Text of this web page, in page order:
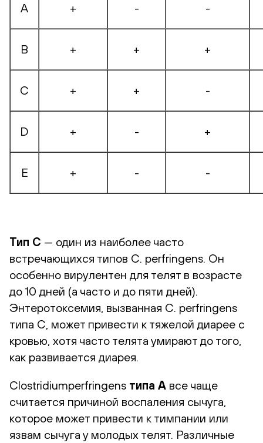
А + - -
В + + +
С + + -
D + - +
E + - -
Тип C — один из наиболее часто
встречающихся типов C. perfringens. Он
особенно вирулентен для телят в возрасте
до 10 дней (а часто и до пяти дней).
Энтеротоксемия, вызванная C. perfringens
типа C, может привести к тяжелой диарее с
кровью, хотя часто телята умирают до того,
как развивается диарея.
Clostridiumperfringens типа A все чаще
считается причиной воспаления сычуга,
которое может привести к тимпании или
язвам сычуга у молодых телят. Различные